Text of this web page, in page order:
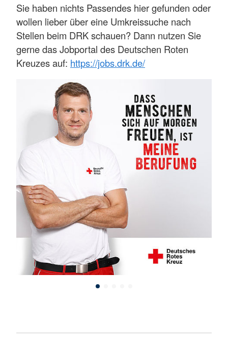
Sie haben nichts Passendes hier gefunden oder
wollen lieber über eine Umkreissuche nach
Stellen beim DRK schauen? Dann nutzen Sie
gerne das Jobportal des Deutschen Roten
Kreuzes auf: https://jobs.drk.de/